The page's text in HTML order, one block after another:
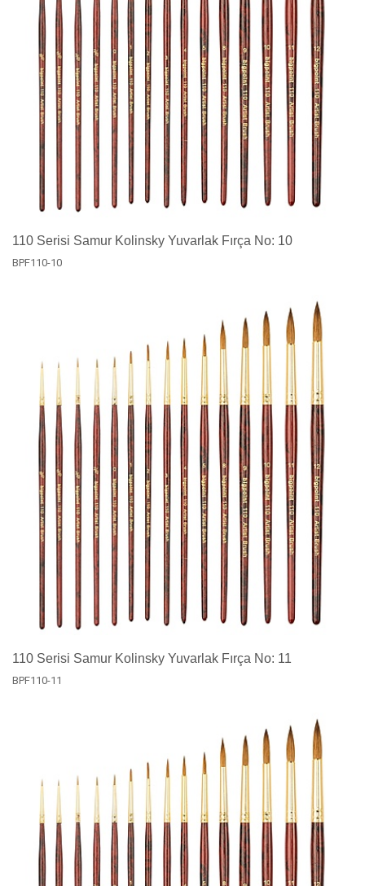
110 Serisi Samur Kolinsky Yuvarlak Fırça No: 10
BPF110-10
110 Serisi Samur Kolinsky Yuvarlak Fırça No: 11
BPF110-11